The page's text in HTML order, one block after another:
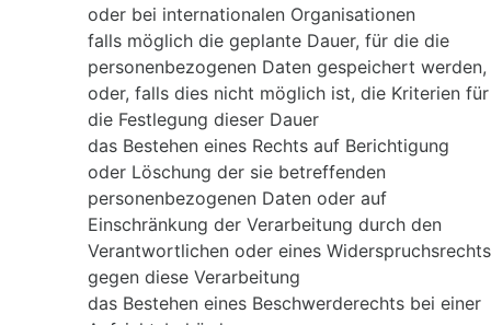
oder bei internationalen Organisationen
falls möglich die geplante Dauer, für die die
personenbezogenen Daten gespeichert werden,
oder, falls dies nicht möglich ist, die Kriterien für
die Festlegung dieser Dauer
das Bestehen eines Rechts auf Berichtigung
oder Löschung der sie betreffenden
personenbezogenen Daten oder auf
Einschränkung der Verarbeitung durch den
Verantwortlichen oder eines Widerspruchsrechts
gegen diese Verarbeitung
das Bestehen eines Beschwerderechts bei einer